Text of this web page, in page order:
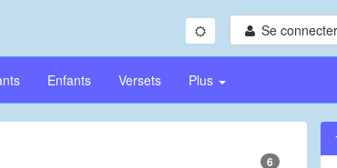
Se
Enfants Versets Plus
6